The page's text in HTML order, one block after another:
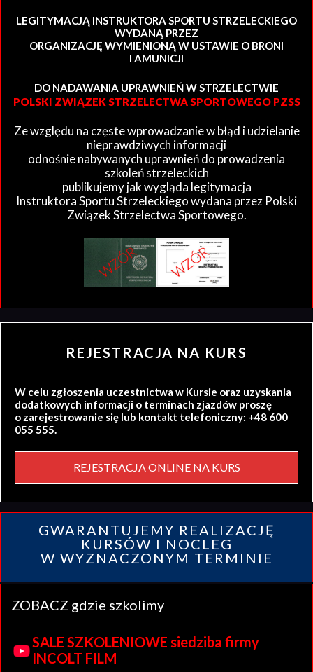
LEGITYMACJĄ INSTRUKTORA SPORTU STRZELECKIEGO
WYDANĄ PRZEZ
ORGANIZACJĘ WYMIENIONĄ W USTAWIE O BRONI
I AMUNICJI
DO NADAWANIA UPRAWNIEŃ W STRZELECTWIE
POLSKI ZWIĄZEK STRZELECTWA SPORTOWEGO PZSS
Ze względu na częste wprowadzanie w błąd i udzielanie
nieprawdziwych informacji
odnośnie nabywanych uprawnień do prowadzenia
szkoleń strzeleckich
publikujemy jak wygląda legitymacja
Instruktora Sportu Strzeleckiego wydana przez Polski
Związek Strzelectwa Sportowego.
REJESTRACJA NA KURS
W celu zgłoszenia uczestnictwa w Kursie oraz uzyskania
dodatkowych informacji o terminach zjazdów proszę
o zarejestrowanie się lub kontakt telefoniczny: +48 600
055 555.
REJESTRACJA ONLINE NA KURS
GWARANTUJEMY REALIZACJĘ
KURSÓW I NOCLEG
W WYZNACZONYM TERMINIE
ZOBACZ gdzie szkolimy
SALE SZKOLENIOWE siedziba firmy
INCOLT FILM